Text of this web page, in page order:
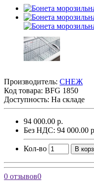
Производитель: СНЕЖ
Код товара: BFG 1850
Доступность: На складе
94 000.00 р.
Без НДС: 94 000.00
Кол-во В
0 отзывов0